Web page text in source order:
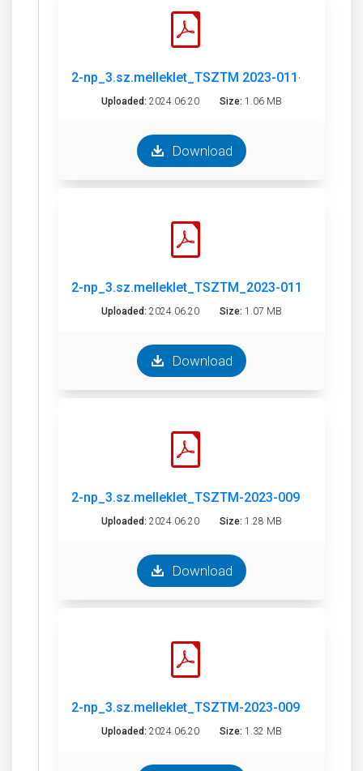
2-np_3.sz.melleklet_TSZTM 2023-011-2.pdf
Uploaded: 2024.06.20 Size: 1.06 MB
Download
2-np_3.sz.melleklet_TSZTM_2023-011-1.pdf
Uploaded: 2024.06.20 Size: 1.07 MB
Download
2-np_3.sz.melleklet_TSZTM-2023-009-1.pdf
Uploaded: 2024.06.20 Size: 1.28 MB
Download
2-np_3.sz.melleklet_TSZTM-2023-009-9.pdf
Uploaded: 2024.06.20 Size: 1.32 MB